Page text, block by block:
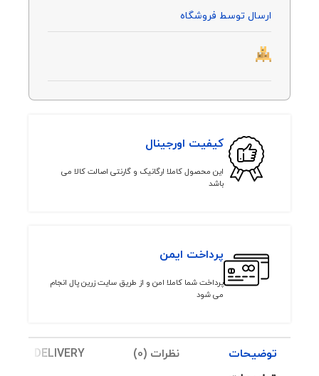
ارسال توسط فروشگاه
کیفیت اورجینال
این محصول کاملا ارگانیک و گارنتی اصالت کالا می
باشد
پرداخت ایمن
پرداخت شما کاملا امن و از طریق سایت زرین پال انجام
می شود
توضیحات نظرات (0)
& DELIVERY